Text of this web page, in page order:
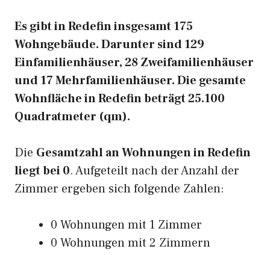
Es gibt in Redefin insgesamt 175
Wohngebäude. Darunter sind 129
Einfamilienhäuser, 28 Zweifamilienhäuser
und 17 Mehrfamilienhäuser. Die gesamte
Wohnfläche in Redefin beträgt 25.100
Quadratmeter (qm).
Die Gesamtzahl an Wohnungen in Redefin
liegt bei 0. Aufgeteilt nach der Anzahl der
Zimmer ergeben sich folgende Zahlen:
0 Wohnungen mit 1 Zimmer
0 Wohnungen mit 2 Zimmern